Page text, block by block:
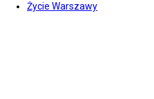
Życie Warszawy